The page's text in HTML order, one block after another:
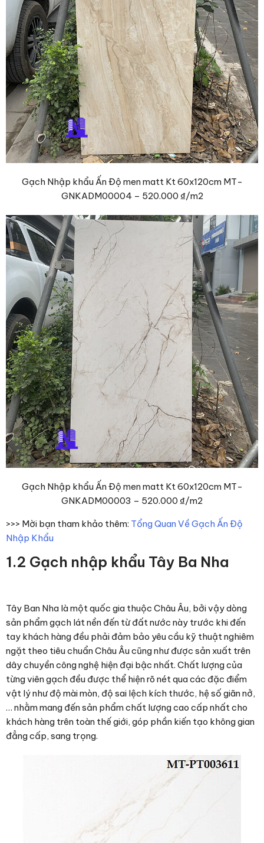
Gạch Nhập khẩu Ấn Độ men matt Kt 60x120cm MT-
GNKADM00004 – 520.000 ₫/m2
Gạch Nhập khẩu Ấn Độ men matt Kt 60x120cm MT-
GNKADM00003 – 520.000 ₫/m2
>>> Mời bạn tham khảo thêm: Tổng Quan Về Gạch Ấn Độ
Nhập Khẩu
1.2 Gạch nhập khẩu Tây Ba Nha
Tây Ban Nha là một quốc gia thuộc Châu Âu, bởi vậy dòng
sản phẩm gạch lát nền đến từ đất nước này trước khi đến
tay khách hàng đều phải đảm bảo yêu cầu kỹ thuật nghiêm
ngặt theo tiêu chuẩn Châu Âu cũng như được sản xuất trên
dây chuyền công nghệ hiện đại bậc nhất. Chất lượng của
từng viên gạch đều được thể hiện rõ nét qua các đặc điểm
vật lý như độ mài mòn, độ sai lệch kích thước, hệ số giãn nở,
… nhằm mang đến sản phẩm chất lượng cao cấp nhất cho
khách hàng trên toàn thế giới, góp phần kiến tạo không gian
đẳng cấp, sang trọng.